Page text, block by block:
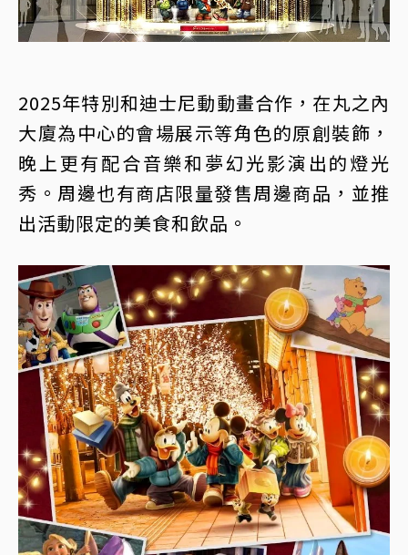
2025年特別和迪士尼動動畫合作，在丸之內
大廈為中心的會場展示等角色的原創裝飾，
晚上更有配合音樂和夢幻光影演出的燈光
秀。周邊也有商店限量發售周邊商品，並推
出活動限定的美食和飲品。